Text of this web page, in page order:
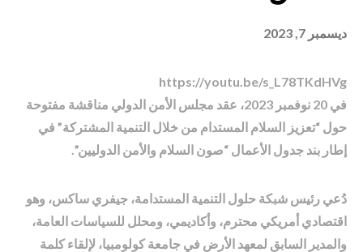
المتحدة أن تطبق
الحرب بين
وحماس – جيفري
ديسمبر 7, 2023
https://youtu.be/s_L78TKdHVg
في 20 نوفمبر 2023، عقد مجلس الأمن الدولي مناقشة مفتوحة
حول “تعزيز السلام المستدام من خلال التنمية المشتركة” في
إطار بند جدول الأعمال “صون السلام والأمن الدوليين”.
دُعي رئيس شبكة حلول التنمية المستدامة، جيفري ساكس، وهو
اقتصادي أمريكي محترم، وأكاديمي، ومحلل للسياسات العامة،
والمدير السابق لمعهد الأرض في جامعة كولومبيا، لإلقاء كلمة